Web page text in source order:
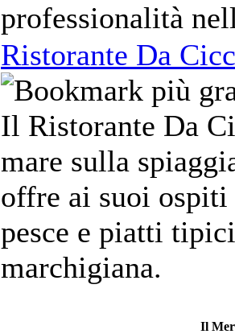
professionalità
Ristorante Da
Il Ristorante Da
mare sulla
offre ai suoi
pesce e piatti
marchigiana.
Il